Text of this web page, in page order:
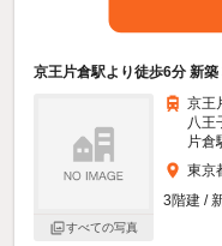
京王片倉駅より徒歩6分 新
すべての写真
京王
八王
片倉
東京
3階建 /